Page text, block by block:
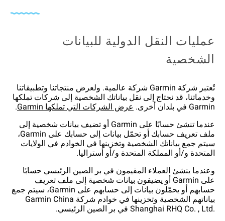
عمليات النقل الدولية للبيانات
الشخصية
تُعتبر شركة Garmin شركة عالمية. ولعرض منتجاتنا وتطبيقاتنا
وخدماتنا، قد نحتاج إلى نقل بياناتك الشخصية إلى شركات تملكها
Garmin في بلدان أخرى.
عرض الشركات التي تملكها Garmin
.
عندما تنشئ حسابًا على Garmin أو تضيف بيانات شخصية إلى
ملف تعريف حسابك أو تحمّل بيانات إلى حسابك على Garmin،
سيتم جمع بياناتك الشخصية وتخزينها في الخوادم في الولايات
المتحدة و/أو المملكة المتحدة و/أو أستراليا.
وعندما ينشئ العملاء المقيمون في بر الصين الرئيسي حسابًا
على Garmin أو يضيفون بيانات شخصية إلى ملف تعريف
حسابهم أو يحمّلون بيانات إلى حسابهم على Garmin، سيتم جمع
بياناتهم الشخصية وتخزينها في خوادم شركة Garmin China
Shanghai RHQ Co. , Ltd.‎ في بر الصين الرئيسي.